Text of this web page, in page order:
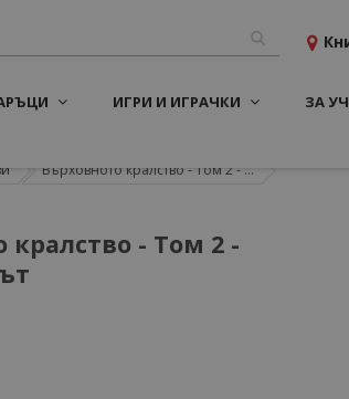
ИГРИ И ИГРАЧКИ ЗА
Върховното кралство - Том 2 - ...
кралство - Том 2 -